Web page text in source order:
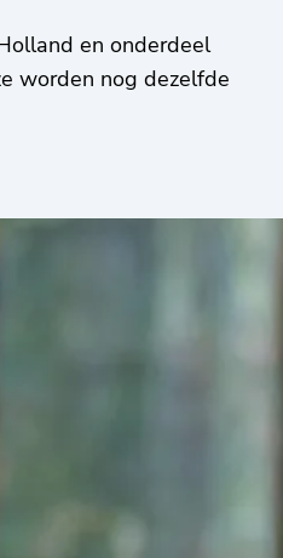
en onderdeel
worden nog dezelfde